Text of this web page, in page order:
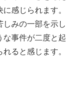
感じられます。
しみの一部を示し
な事件が二度と起
ると感じます。